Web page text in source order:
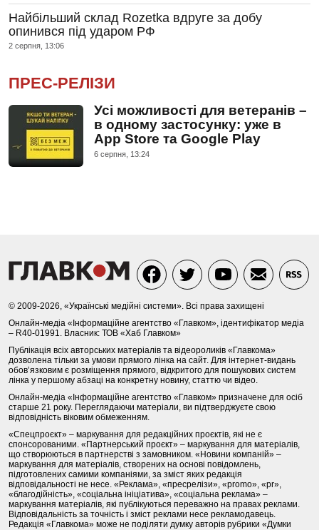
Найбільший склад Rozetka вдруге за добу
опинився під ударом РФ
2 серпня, 13:06
ПРЕС-РЕЛІЗИ
Усі можливості для ветеранів –
в одному застосунку: уже в
App Store та Google Play
6 серпня, 13:24
© 2009-2026, «Українські медійні системи». Всі права захищені
Онлайн-медіа «Інформаційне агентство «Главком», ідентифікатор медіа
– R40-01991. Власник: ТОВ «Хаб Главком»
Публікація всіх авторських матеріалів та відеороликів «Главкома»
дозволена тільки за умови прямого лінка на сайт. Для інтернет-видань
обов’язковим є розміщення прямого, відкритого для пошукових систем
лінка у першому абзаці на конкретну новину, статтю чи відео.
Онлайн-медіа «Інформаційне агентство «Главком» призначене для осіб
старше 21 року. Переглядаючи матеріали, ви підтверджуєте свою
відповідність віковим обмеженням.
«Спецпроєкт» – маркування для редакційних проєктів, які не є
спонсорованими. «Партнерський проєкт» – маркування для матеріалів,
що створюються в партнерстві з замовником. «Новини компаній» –
маркування для матеріалів, створених на основі повідомлень,
підготовлених самими компаніями, за зміст яких редакція
відповідальності не несе. «Реклама», «пресрелізи», «promo», «pr»,
«благодійність», «соціальна ініціатива», «соціальна реклама» –
маркування матеріалів, які публікуються переважно на правах реклами.
Відповідальність за точність і зміст реклами несе рекламодавець.
Редакція «Главкома» може не поділяти думку авторів рубрики «Думки